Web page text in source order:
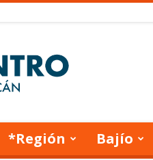
*Región Bajío